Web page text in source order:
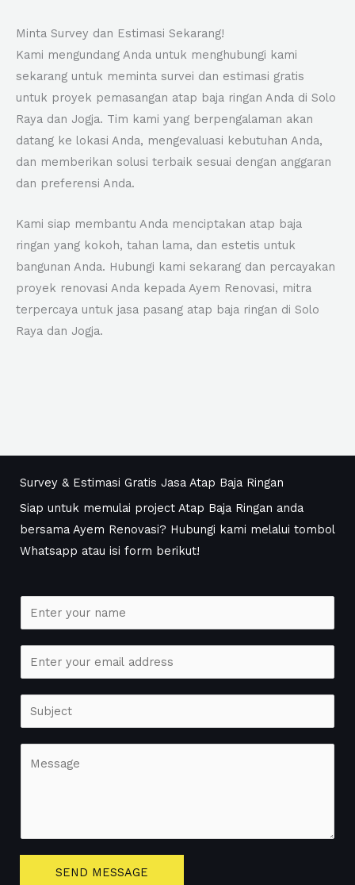
Minta Survey dan Estimasi Sekarang!
Kami mengundang Anda untuk menghubungi kami
sekarang untuk meminta survei dan estimasi gratis
untuk proyek pemasangan atap baja ringan Anda di Solo
Raya dan Jogja. Tim kami yang berpengalaman akan
datang ke lokasi Anda, mengevaluasi kebutuhan Anda,
dan memberikan solusi terbaik sesuai dengan anggaran
dan preferensi Anda.
Kami siap membantu Anda menciptakan atap baja
ringan yang kokoh, tahan lama, dan estetis untuk
bangunan Anda. Hubungi kami sekarang dan percayakan
proyek renovasi Anda kepada Ayem Renovasi, mitra
terpercaya untuk jasa pasang atap baja ringan di Solo
Raya dan Jogja.
Survey & Estimasi Gratis Jasa Atap Baja Ringan
Siap untuk memulai project Atap Baja Ringan anda
bersama Ayem Renovasi? Hubungi kami melalui tombol
Whatsapp atau isi form berikut!
a
m
*
m
a
l
i
n
i
e
SEND MESSAGE